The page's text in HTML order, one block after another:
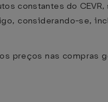
constantes do
considerando-se,
preços nas compras